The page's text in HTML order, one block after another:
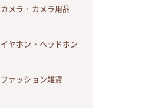
カメラ・カメラ用品
イヤホン・ヘッドホン
ファッション雑貨